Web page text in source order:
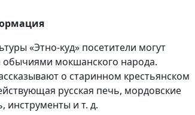
«Этно-куд» посетители могут
мокшанского народа.
о старинном крестьянском
русская печь, мордовские
инструменты и т. д.